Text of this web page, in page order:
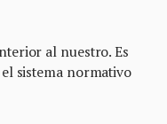
al nuestro. Es
sistema normativo